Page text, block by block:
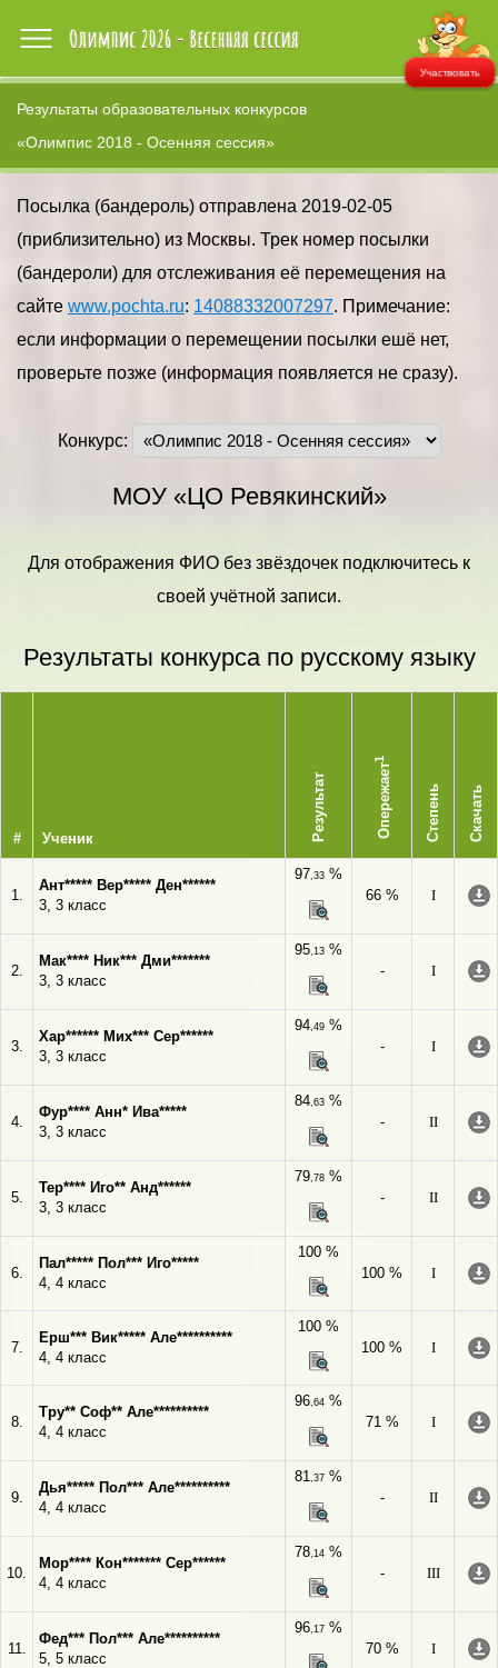
Участвовать
Результаты образовательных конкурсов
«Олимпис 2018 - Осенняя сессия»
Посылка (бандероль) отправлена 2019-02-05
(приблизительно) из Москвы. Трек номер посылки
(бандероли) для отслеживания её перемещения на
сайте www.pochta.ru: 14088332007297. Примечание:
если информации о перемещении посылки ешё нет,
проверьте позже (информация появляется не сразу).
Конкурс:
МОУ «ЦО Ревякинский»
Для отображения ФИО без звёздочек подключитесь к
своей учётной записи.
Результаты конкурса по русскому языку
# Ученик Результат Опережает
1
Степень Скачать
1.
Ант***** Вер***** Ден******
3, 3 класс
97,33 %
66 %
I
2.
Мак**** Ник*** Дми*******
3, 3 класс
95,13 %
-
I
3.
Хар****** Мих*** Сер******
3, 3 класс
94,49 %
-
I
4.
Фур**** Анн* Ива*****
3, 3 класс
84,63 %
-
II
5.
Тер**** Иго** Анд******
3, 3 класс
79,78 %
-
II
6.
Пал***** Пол*** Иго*****
4, 4 класс
100 %
100 %
I
7.
Ерш*** Вик***** Але**********
4, 4 класс
100 %
100 %
I
8.
Тру** Соф** Але**********
4, 4 класс
96,64 %
71 %
I
9.
Дья***** Пол*** Але**********
4, 4 класс
81,37 %
-
II
10.
Мор**** Кон******* Сер******
4, 4 класс
78,14 %
-
III
11.
Фед*** Пол*** Але**********
5, 5 класс
96,17 %
70 %
I